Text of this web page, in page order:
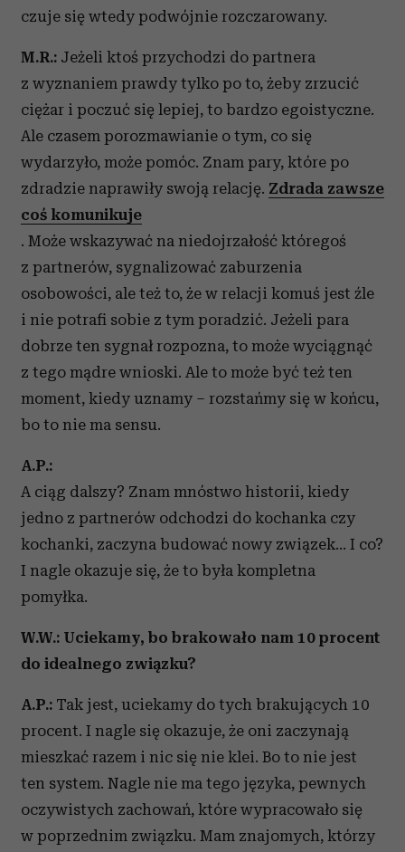
czuje się wtedy podwójnie rozczarowany.
M.R.: Jeżeli ktoś przychodzi do partnera
z wyznaniem prawdy tylko po to, żeby zrzucić
ciężar i poczuć się lepiej, to bardzo egoistyczne.
Ale czasem porozmawianie o tym, co się
wydarzyło, może pomóc. Znam pary, które po
zdradzie naprawiły swoją relację. Zdrada zawsze
coś komunikuje
. Może wskazywać na niedojrzałość któregoś
z partnerów, sygnalizować zaburzenia
osobowości, ale też to, że w relacji komuś jest źle
i nie potrafi sobie z tym poradzić. Jeżeli para
dobrze ten sygnał rozpozna, to może wyciągnąć
z tego mądre wnioski. Ale to może być też ten
moment, kiedy uznamy – rozstańmy się w końcu,
bo to nie ma sensu.
A.P.:
A ciąg dalszy? Znam mnóstwo historii, kiedy
jedno z partnerów odchodzi do kochanka czy
kochanki, zaczyna budować nowy związek… I co?
I nagle okazuje się, że to była kompletna
pomyłka.
W.W.: Uciekamy, bo brakowało nam 10 procent
do idealnego związku?
A.P.: Tak jest, uciekamy do tych brakujących 10
procent. I nagle się okazuje, że oni zaczynają
mieszkać razem i nic się nie klei. Bo to nie jest
ten system. Nagle nie ma tego języka, pewnych
oczywistych zachowań, które wypracowało się
w poprzednim związku. Mam znajomych, którzy